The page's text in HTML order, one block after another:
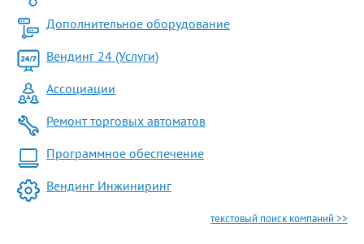
Дополнительное оборудование
Вендинг 24 (Услуги)
Ассоциации
Ремонт торговых автоматов
Программное обеспечение
Вендинг Инжиниринг
текстовый поиск компаний >>